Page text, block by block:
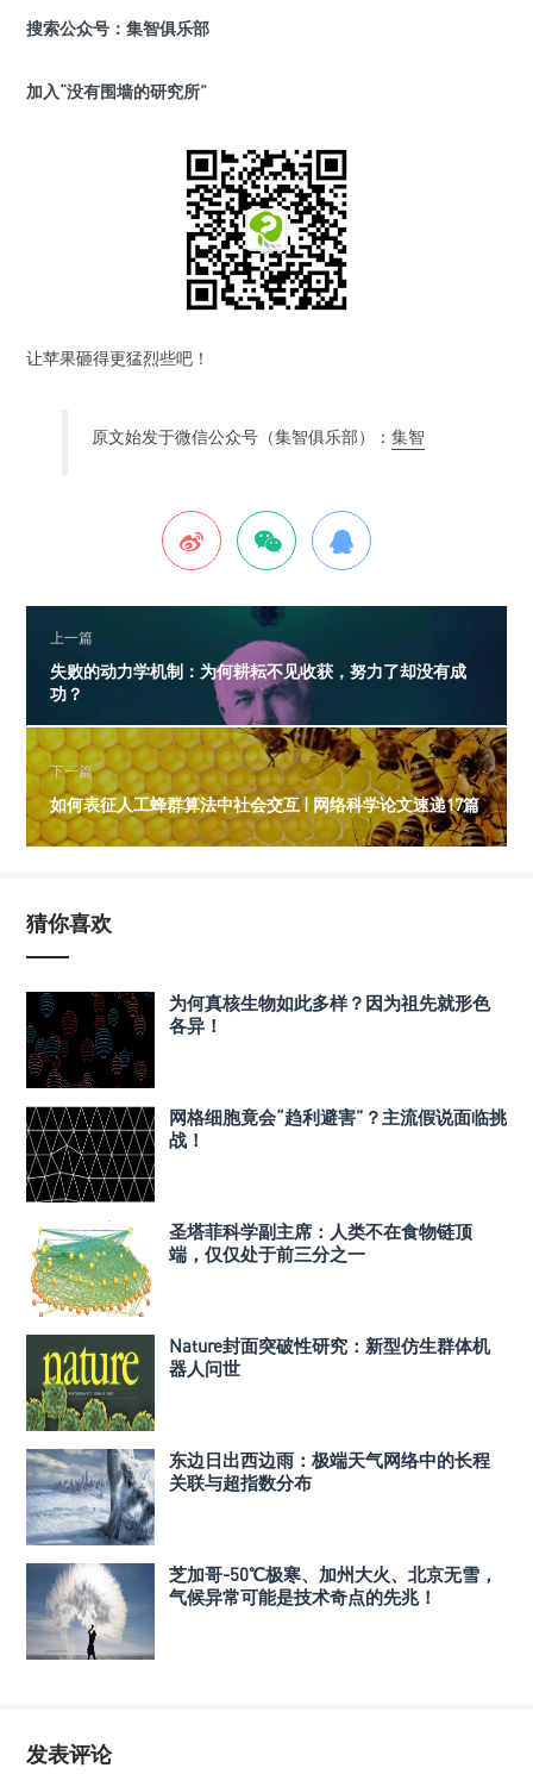
搜索公众号：集智俱乐部
加入“没有围墙的研究所”
让苹果砸得更猛烈些吧！
原文始发于微信公众号（集智俱乐部）： 集智
上一篇
失败的动力学机制：为何耕耘不见收获，努力了却没有成
功？
下一篇
如何表征人工蜂群算法中社会交互 | 网络科学论文速递17篇
猜你喜欢
为何真核生物如此多样？因为祖先就形色
各异！
网格细胞竟会“趋利避害”？主流假说面临挑
战！
圣塔菲科学副主席：人类不在食物链顶
端，仅仅处于前三分之一
Nature封面突破性研究：新型仿生群体机
器人问世
东边日出西边雨：极端天气网络中的长程
关联与超指数分布
芝加哥-50℃极寒、加州大火、北京无雪，
气候异常可能是技术奇点的先兆！
发表评论